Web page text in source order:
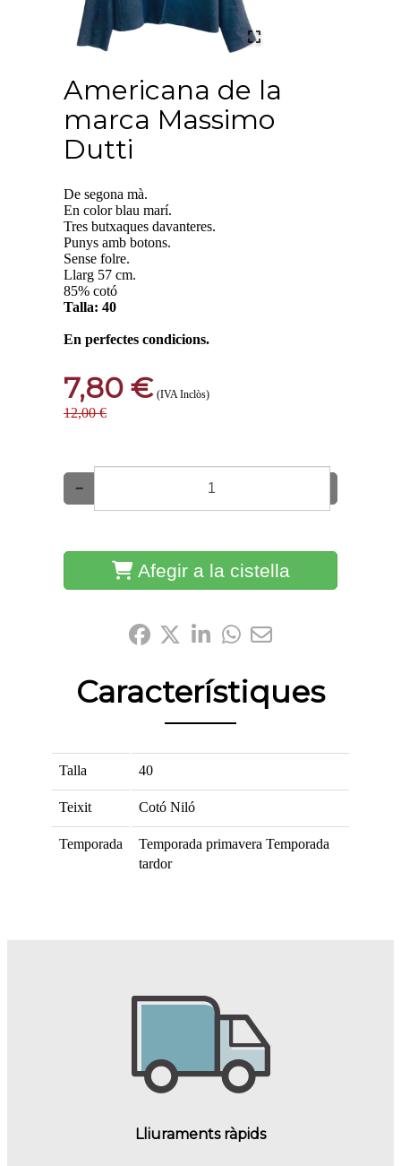
Americana de la
marca Massimo
Dutti
De segona mà.
En color blau marí.
Tres butxaques davanteres.
Punys amb botons.
Sense folre.
Llarg 57 cm.
85% cotó
Talla: 40
En perfectes condicions.
7,80 € (IVA Inclòs)
12,00 €
−
Afegir a la cistella
Característiques
Talla 40
Teixit Cotó Niló
Temporada Temporada primavera Temporada
tardor
Lliuraments ràpids